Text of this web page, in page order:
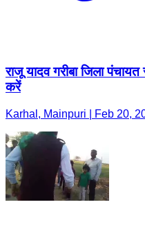
राजू यादव गरीबा जिला
करें
Karhal, Mainpuri | Feb 20,